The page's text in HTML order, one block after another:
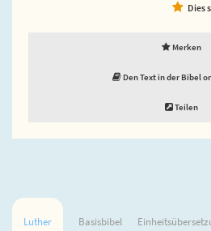
Dies
Merken
Den Text in der Bibel
Teilen
Luther Basisbibel